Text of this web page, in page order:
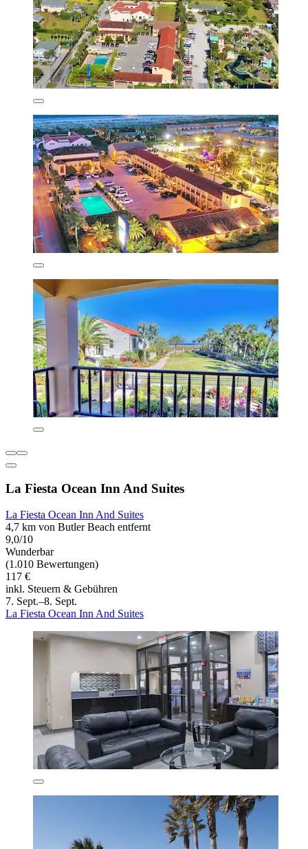
La Fiesta Ocean Inn And Suites
La Fiesta Ocean Inn And Suites
4,7 km von Butler Beach entfernt
9,0/10
Wunderbar
(1.010 Bewertungen)
117 €
inkl. Steuern & Gebühren
7. Sept.–8. Sept.
La Fiesta Ocean Inn And Suites